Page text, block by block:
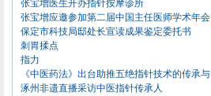
张宝增医生开办指针按摩诊所
张宝增应邀参加第二届中国主任医师学术年会
保定市科技局邸处长宣读成果鉴定委托书
刺胃揉点
指力
《中医药法》出台助推五绝指针技术的传承与
涿州非遗直播采访中医指针传承人